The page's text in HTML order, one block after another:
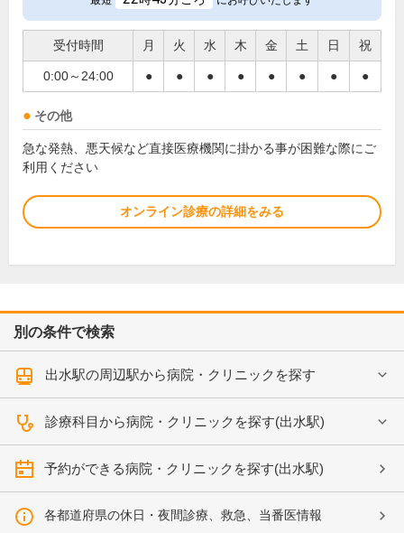
受付時間 月 火 水 木 金 土 日 祝
0:00～24:00 ● ● ● ● ● ● ● ●
その他
急な発熱、悪天候など直接医療機関に掛かる事が困難な際にご
利用ください
オンライン診療の詳細をみる
別の条件で検索
出水駅の周辺駅から病院・クリニックを探す
診療科目から病院・クリニックを探す(出水駅)
予約ができる病院・クリニックを探す(出水駅)
各都道府県の休日・夜間診療、救急、当番医情報